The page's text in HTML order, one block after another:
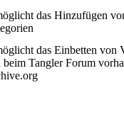
das Hinzufügen
das Einbetten von
beim Tangler Forum